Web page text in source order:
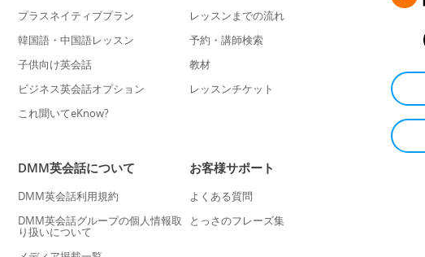
プラスネイティブプラン
韓国語・中国語レッスン
子供向け英会話
ビジネス英会話オプション
これ聞いてeKnow?
レッスンまでの流れ
予約・講師検索
教材
レッスンチケット
DMM英会話について
DMM英会話利用規約
DMM英会話グループの個人情報取
り扱いについて
お客様サポート
よくある質問
とっさのフレーズ集